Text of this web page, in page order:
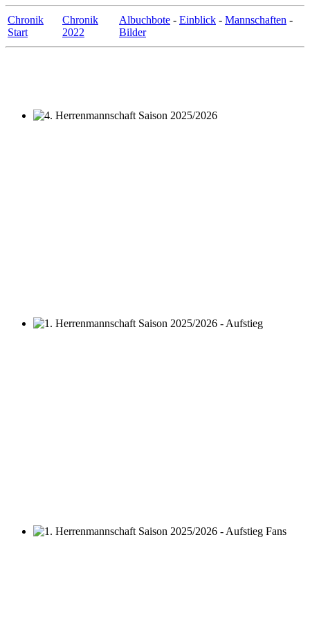
Chronik
Start
Chronik
2022
Albuchbote - Einblick - Mannschaften -
Bilder